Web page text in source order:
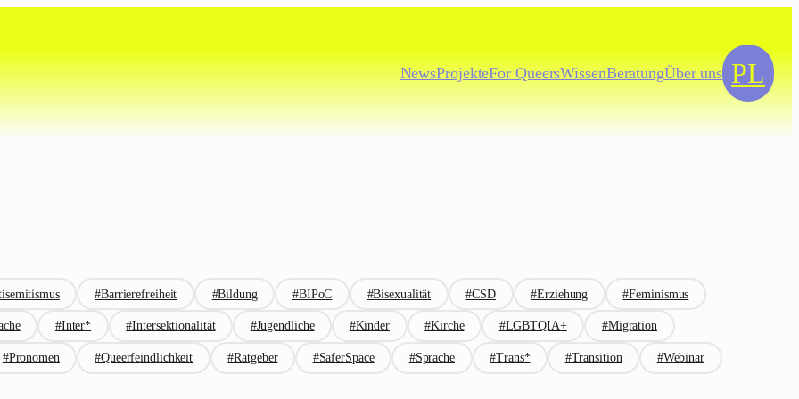
NewsProjekteFor QueersWissenBeratungÜber uns PL
#Barrierefreiheit #Bildung #BIPoC #Bisexualität #CSD #Erziehung #Feminismus
#Inter* #Intersektionalität #Jugendliche #Kinder #Kirche #LGBTQIA+ #Migration
#Pronomen #Queerfeindlichkeit #Ratgeber #SaferSpace #Sprache #Trans* #Transition #Webinar